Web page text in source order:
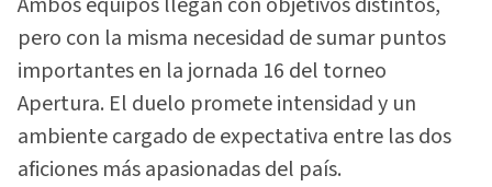
pero con la misma necesidad de sumar puntos
importantes en la jornada 16 del torneo
Apertura. El duelo promete intensidad y un
ambiente cargado de expectativa entre las dos
aficiones más apasionadas del país.